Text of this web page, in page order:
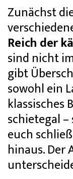
Zunächst
Reich der
sind nicht
gibt
sowohl ein
klassisches
schietegal
euch
hinaus. Der